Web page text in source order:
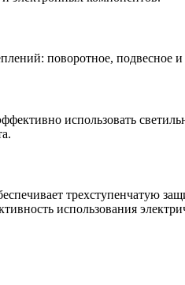
поворотное, подвесное и
использовать
трехступенчатую
использования